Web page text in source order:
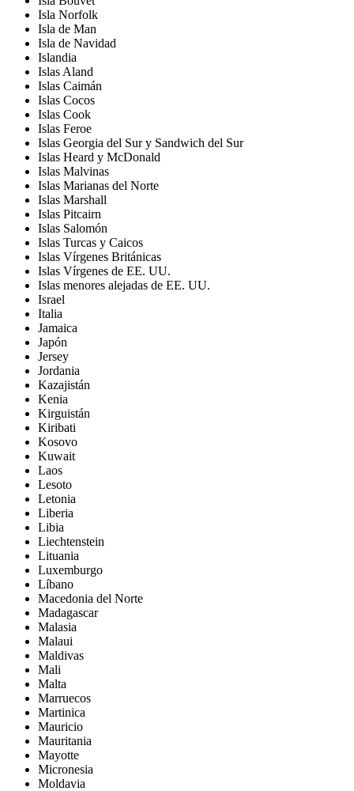
Isla Norfolk
Isla de Man
Isla de Navidad
Islandia
Islas Aland
Islas Caimán
Islas Cocos
Islas Cook
Islas Feroe
Islas Georgia del Sur y Sandwich del Sur
Islas Heard y McDonald
Islas Malvinas
Islas Marianas del Norte
Islas Marshall
Islas Pitcairn
Islas Salomón
Islas Turcas y Caicos
Islas Vírgenes Británicas
Islas Vírgenes de EE. UU.
Islas menores alejadas de EE. UU.
Israel
Italia
Jamaica
Japón
Jersey
Jordania
Kazajistán
Kenia
Kirguistán
Kiribati
Kosovo
Kuwait
Laos
Lesoto
Letonia
Liberia
Libia
Liechtenstein
Lituania
Luxemburgo
Líbano
Macedonia del Norte
Madagascar
Malasia
Malaui
Maldivas
Mali
Malta
Marruecos
Martinica
Mauricio
Mauritania
Mayotte
Micronesia
Moldavia